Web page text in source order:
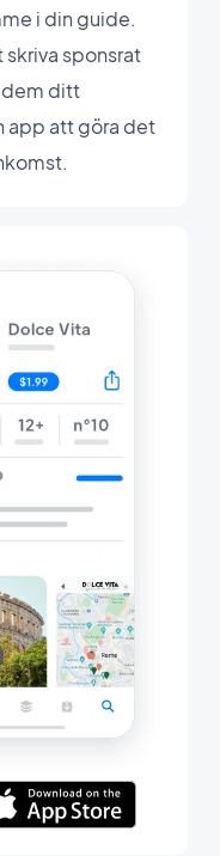
i din guide.
sponsrat
dem ditt
app att göra det